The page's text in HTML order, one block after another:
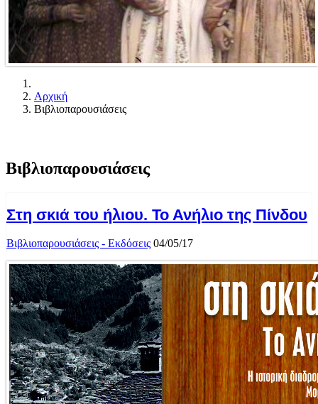
Αρχική
Βιβλιοπαρουσιάσεις
Βιβλιοπαρουσιάσεις
Στη σκιά του ήλιου. Το Ανήλιο της Πίνδου
Βιβλιοπαρουσιάσεις - Εκδόσεις 04/05/17